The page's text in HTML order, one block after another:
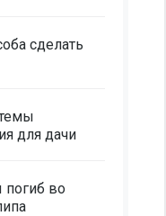
сделать
для дачи
погиб во